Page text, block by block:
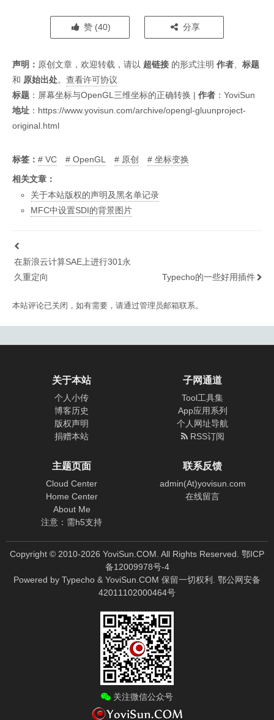
赞 (40) 分享
声明： 原创文章，欢迎转载，请以 超链接 的形式注明 作者
标题
和 原始出处。 查看许可协议
标题 ： 屏幕坐标与OpenGL三维坐标的正确转换 | 作者 ：YoviSun
地址 ： https://www.yovisun.com/archive/opengl-gluunproject-
original.html
标签： VC OpenGL 原创
坐标变换
相关文章：
关于本站版权的声明及黑名单记录
MFC中设置SDI的背景图片
在新浪云计算SAE上进行301永
久重定向
Typecho的一些好用插件
本站评论已关闭，如有需要，请通过管理员邮箱联系。
关于本站
个人小传
博客历史
版权声明
捐赠本站
子网通道
Tool工具集
App应用系列
个人网址导航
RSS订阅
主题页面
Cloud Center
Home Center
About Me
注意：需h5支持
联系反馈
admin(At)yovisun.com
在线留言
Copyright © 2010-2026 YoviSun.COM. All Rights Reserved. 鄂ICP
备12009978号-4
Powered by Typecho & YoviSun.COM 保留一切权利. 鄂公网安备
42011102000464号
关注微信公众号